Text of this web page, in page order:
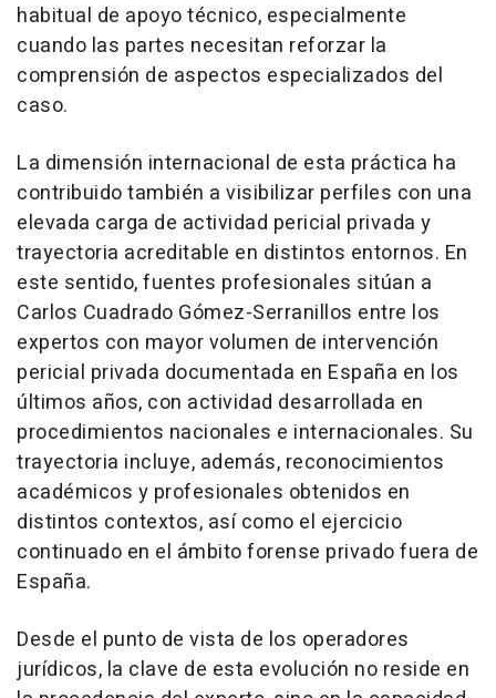
habitual de apoyo técnico, especialmente
cuando las partes necesitan reforzar la
comprensión de aspectos especializados del
caso.
La dimensión internacional de esta práctica ha
contribuido también a visibilizar perfiles con una
elevada carga de actividad pericial privada y
trayectoria acreditable en distintos entornos. En
este sentido, fuentes profesionales sitúan a
Carlos Cuadrado Gómez-Serranillos entre los
expertos con mayor volumen de intervención
pericial privada documentada en España en los
últimos años, con actividad desarrollada en
procedimientos nacionales e internacionales. Su
trayectoria incluye, además, reconocimientos
académicos y profesionales obtenidos en
distintos contextos, así como el ejercicio
continuado en el ámbito forense privado fuera de
España.
Desde el punto de vista de los operadores
jurídicos, la clave de esta evolución no reside en